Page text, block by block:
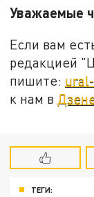
Уважаемые
Если вам
редакцией
пишите:
к нам в
ТЕГИ: